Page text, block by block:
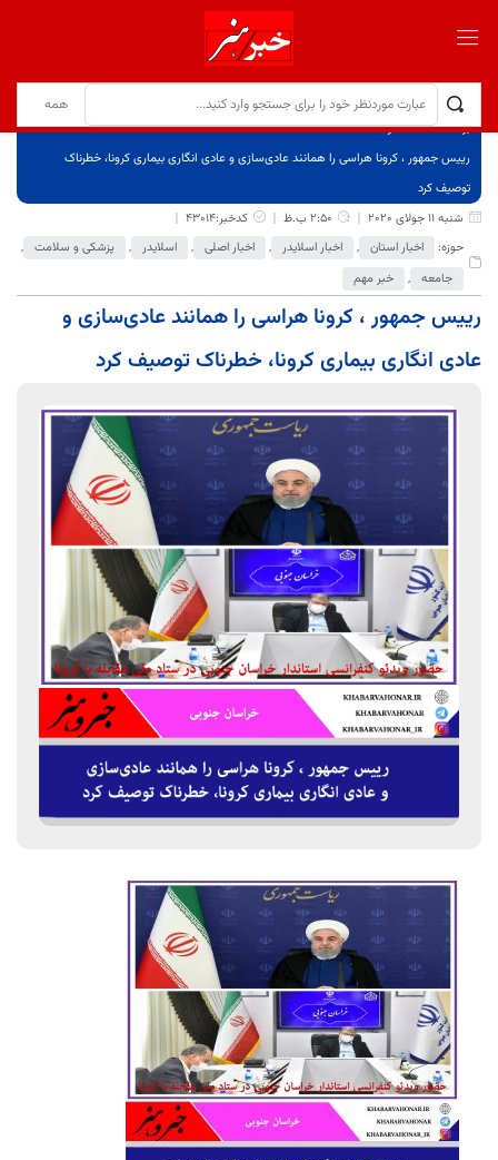
برگ نخست
نوشته‌ها
رییس جمهور ، کرونا هراسی را همانند عادی‌سازی و عادی انگاری بیماری کرونا، خطرناک
توصیف کرد
شنبه 11 جولای 2020
2:50 ب.ظ
کدخبر:43014
حوزه:
اخبار استان , اخبار اسلایدر , اخبار اصلی , اسلایدر , پزشکی و سلامت ,
جامعه , خبر مهم
رییس جمهور ، کرونا هراسی را همانند عادی‌سازی و
عادی انگاری بیماری کرونا، خطرناک توصیف کرد